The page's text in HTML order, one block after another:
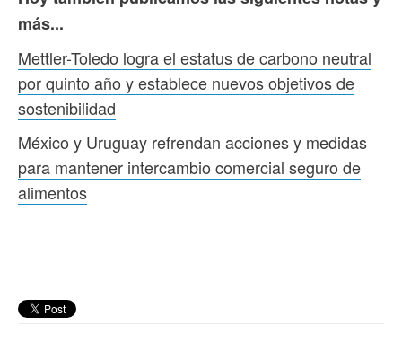
más...
Mettler-Toledo logra el estatus de carbono neutral
por quinto año y establece nuevos objetivos de
sostenibilidad
México y Uruguay refrendan acciones y medidas
para mantener intercambio comercial seguro de
alimentos